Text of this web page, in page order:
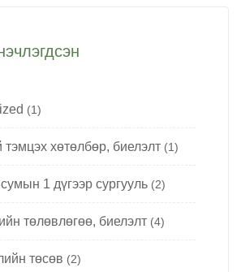
(1)
тэмцэх хөтөлбөр, биелэлт (1)
1 дүгээр сургууль (2)
төлөвлөгөө, биелэлт (4)
төсөв (2)